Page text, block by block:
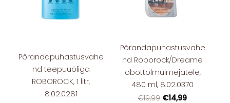
Põrandapuhastusvahe
nd teepuuõliga
ROBOROCK, 1 litr,
8.02.0281
Põrandapuhastusvahe
nd Roborock/Dreame
obottolmuimejatele,
480 ml, 8.02.0370
€19,99 €14,99